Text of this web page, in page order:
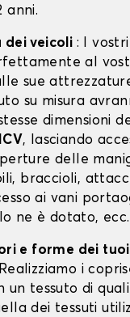
anni.
veicoli : I
al
sue
su misura
dimensioni
, lasciando
delle
braccioli,
ai vani
ne è dotato, ecc.
e forme dei
i
un tessuto di
dei tessuti